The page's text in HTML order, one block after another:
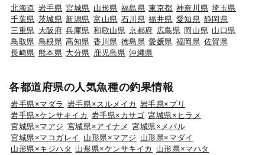
北海道 岩手県 宮城県 山形県 福島県 東京都 神奈川県 埼玉県
千葉県 茨城県 新潟県 富山県 石川県 福井県 愛知県 静岡県
三重県 大阪府 兵庫県 和歌山県 京都府 広島県 岡山県 山口県
鳥取県 島根県 高知県 香川県 徳島県 愛媛県 福岡県 佐賀県
長崎県 熊本県 大分県 鹿児島県 沖縄県
各都道府県の人気魚種の釣果情報
岩手県×マダラ 岩手県×スルメイカ 岩手県×ブリ
岩手県×ケンサキイカ 岩手県×カサゴ 宮城県×ヒラメ
宮城県×マアジ 宮城県×アイナメ 宮城県×メバル
宮城県×マコガレイ
山形県×マアジ 山形県×マダイ
山形県×キジハタ 山形県×ケンサキイカ
山形県×マハタ